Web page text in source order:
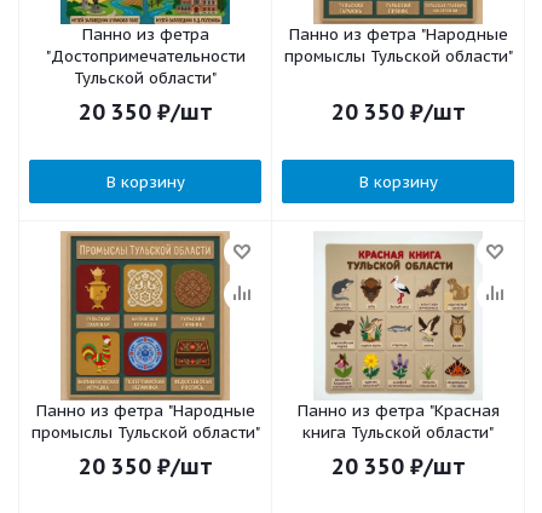
Панно из фетра
"Достопримечательности
Тульской области"
20 350₽/шт
В корзину
Панно из фетра "Народные
промыслы Тульской области"
20 350₽/шт
В корзину
Панно из фетра "Народные
промыслы Тульской области"
20 350₽/шт
Панно из фетра "Красная
книга Тульской области"
20 350₽/шт